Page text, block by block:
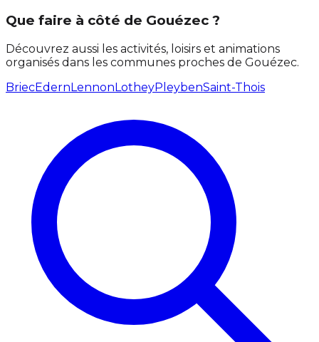
Que faire à côté de Gouézec ?
Découvrez aussi les activités, loisirs et animations
organisés dans les communes proches de Gouézec.
BriecEdernLennonLotheyPleybenSaint-Thois